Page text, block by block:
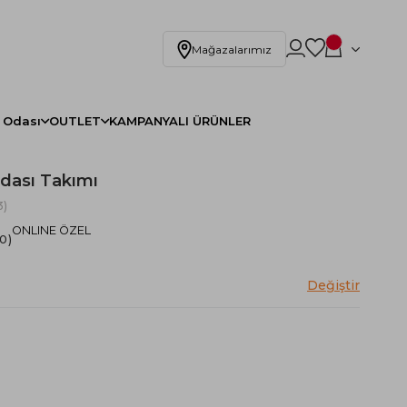
Mağazalarımız
OUTLET KAMPANYALI ÜRÜNLER
Takımı
ONLINE ÖZEL